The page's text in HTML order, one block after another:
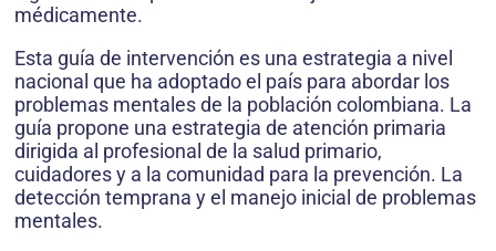
médicamente.
Esta guía de intervención es una estrategia a nivel
nacional que ha adoptado el país para abordar los
problemas mentales de la población colombiana. La
guía propone una estrategia de atención primaria
dirigida al profesional de la salud primario,
cuidadores y a la comunidad para la prevención. La
detección temprana y el manejo inicial de problemas
mentales.